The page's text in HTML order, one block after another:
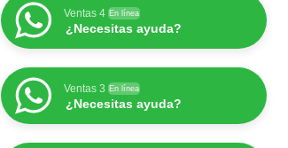
Ventas 4 En línea
¿Necesitas ayuda?
Ventas 3 En línea
¿Necesitas ayuda?